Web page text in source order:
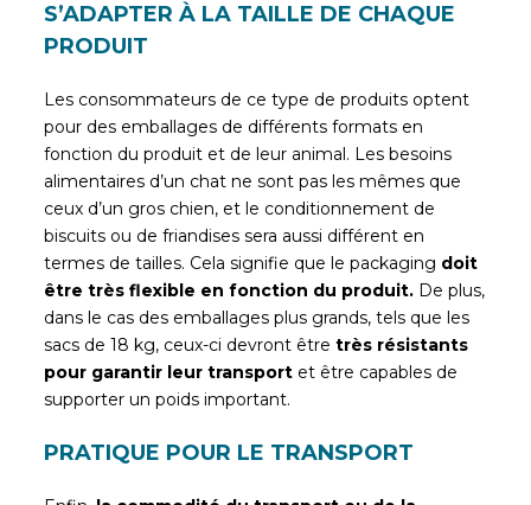
S’ADAPTER À LA TAILLE DE CHAQUE
PRODUIT
Les consommateurs de ce type de produits optent
pour des emballages de différents formats en
fonction du produit et de leur animal. Les besoins
alimentaires d’un chat ne sont pas les mêmes que
ceux d’un gros chien, et le conditionnement de
biscuits ou de friandises sera aussi différent en
termes de tailles. Cela signifie que le packaging doit
être très flexible en fonction du produit. De plus,
dans le cas des emballages plus grands, tels que les
sacs de 18 kg, ceux-ci devront être très résistants
pour garantir leur transport et être capables de
supporter un poids important.
PRATIQUE POUR LE TRANSPORT